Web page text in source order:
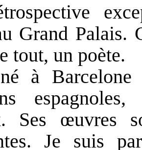
Grand Palais.
tout, un poète.
à Barcelone
Ses œuvres
Je suis